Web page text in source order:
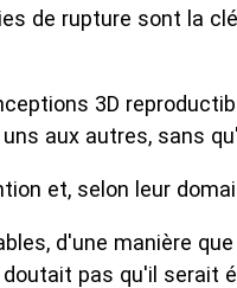
de rupture sont la
3D
aux autres, sans
et, selon leur
d'une manière
pas qu'il